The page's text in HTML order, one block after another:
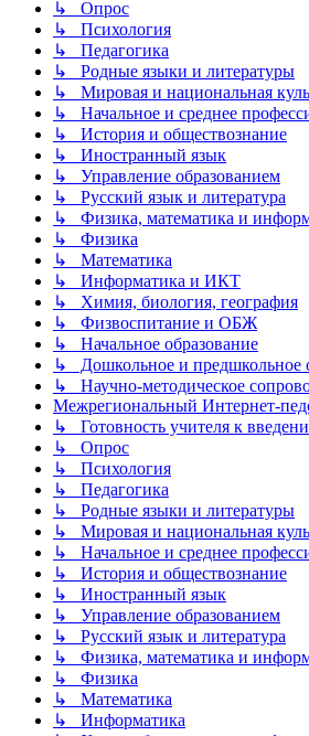
↳ Опрос
↳ Психология
↳ Педагогика
↳ Родные языки и литературы
↳ Мировая и национальная
↳ Начальное и среднее
↳ История и обществознание
↳ Иностранный язык
↳ Управление образованием
↳ Русский язык и литература
↳ Физика, математика и
↳ Физика
↳ Математика
↳ Информатика и ИКТ
↳ Химия, биология, география
↳ Физвоспитание и ОБЖ
↳ Начальное образование
↳ Дошкольное и предшкольное
↳ Научно-методическое
Межрегиональный Интернет-
↳ Готовность учителя к
↳ Опрос
↳ Психология
↳ Педагогика
↳ Родные языки и литературы
↳ Мировая и национальная
↳ Начальное и среднее
↳ История и обществознание
↳ Иностранный язык
↳ Управление образованием
↳ Русский язык и литература
↳ Физика, математика и
↳ Физика
↳ Математика
↳ Информатика